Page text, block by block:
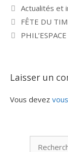
Catégories
Actualités et
FÊTE DU
Laisser un
Vous devez